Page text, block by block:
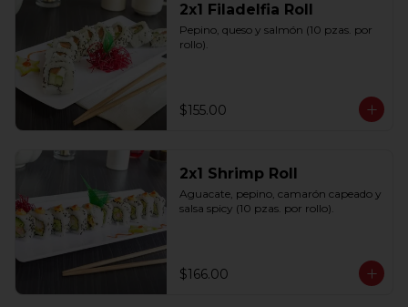
2x1 Filadelfia Roll
Pepino, queso y salmón (10 pzas. por
rollo).
$155.00
2x1 Shrimp Roll
Aguacate, pepino, camarón capeado y
salsa spicy (10 pzas. por rollo).
$166.00